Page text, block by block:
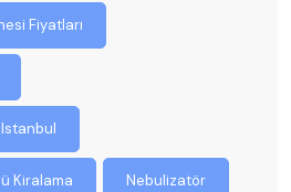
Fiyatları
Istanbul
Kiralama Nebulizatör